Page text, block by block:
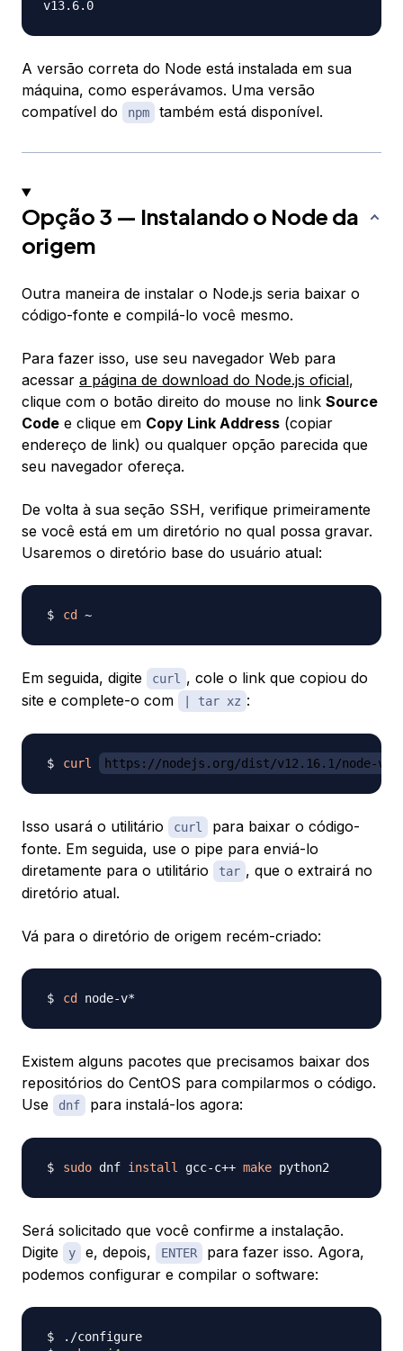
A versão correta do Node está instalada em sua
máquina, como esperávamos. Uma versão
compatível do
npm também está disponível.
Opção 3 — Instalando o Node da
origem
Outra maneira de instalar o Node.js seria baixar o
código-fonte e compilá-lo você mesmo.
Para fazer isso, use seu navegador Web para
acessar a página de download do Node.js oficial,
clique com o botão direito do mouse no link Source
Code e clique em Copy Link Address (copiar
endereço de link) ou qualquer opção parecida que
seu navegador ofereça.
De volta à sua seção SSH, verifique primeiramente
se você está em um diretório no qual possa gravar.
Usaremos o diretório base do usuário atual:
cd
Em seguida, digite curl , cole o link que copiou do
site e complete-o com
| tar xz :
curl https://nodejs.org/dist/v12.16.1/node-
Isso usará o utilitário curl
para baixar o código-
fonte. Em seguida, use o pipe para enviá-lo
diretamente para o utilitário
tar , que o extrairá no
diretório atual.
Vá para o diretório de origem recém-criado:
cd
Existem alguns pacotes que precisamos baixar dos
repositórios do CentOS para compilarmos o código.
Use
dnf para instalá-los agora:
sudo dnf install gcc-c++ make
Será solicitado que você confirme a instalação.
Digite
y e, depois, ENTER
para fazer isso. Agora,
podemos configurar e compilar o software: